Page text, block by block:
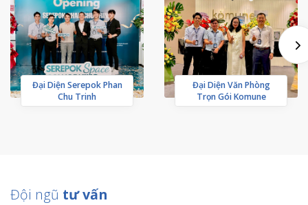
Đại Diện Serepok Phan
Chu Trinh
Đại Diện Văn Phòng
Trọn Gói Komune
Đội ngũ tư vấn